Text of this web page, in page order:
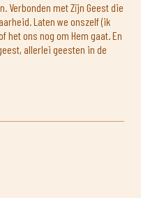
Verbonden met Zijn Geest die
Laten we onszelf (ik
het ons nog om Hem gaat. En
allerlei geesten in de